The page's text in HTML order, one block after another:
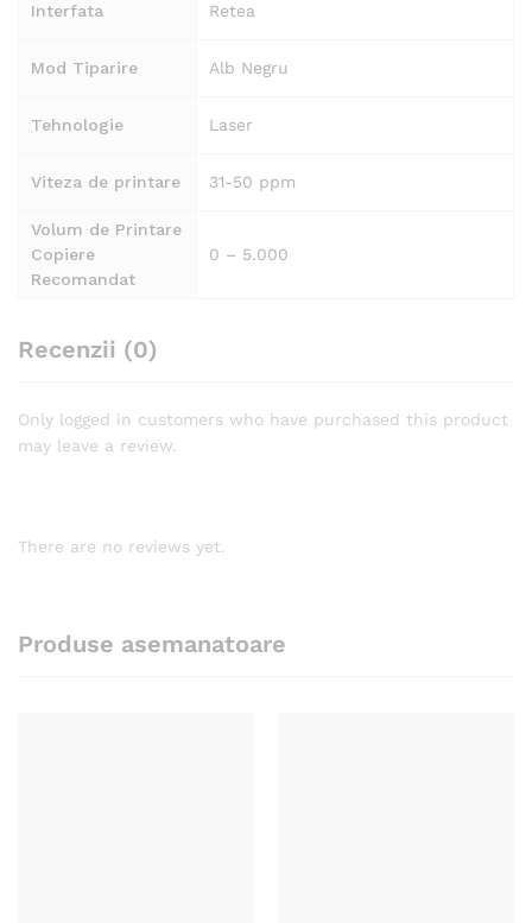
Interfata Retea
Mod Tiparire Alb Negru
Tehnologie Laser
Viteza de printare 31-50 ppm
Volum de Printare
Copiere
Recomandat
0 – 5.000
Recenzii (0)
Only logged in customers who have purchased this product
may leave a review.
There are no reviews yet.
Produse asemanatoare